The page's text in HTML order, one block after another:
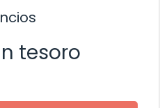
tesoro